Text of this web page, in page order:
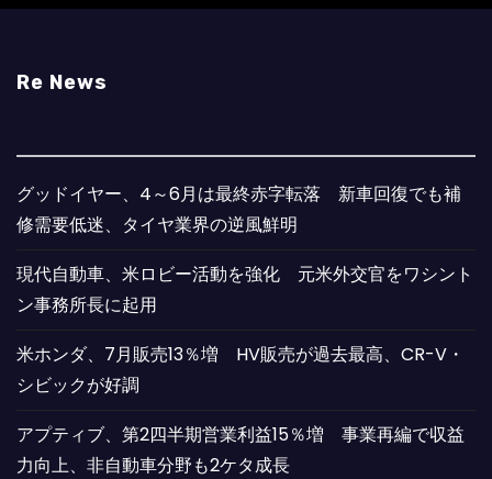
Re News
グッドイヤー、4～6月は最終赤字転落 新車回復でも補
修需要低迷、タイヤ業界の逆風鮮明
現代自動車、米ロビー活動を強化 元米外交官をワシント
ン事務所長に起用
米ホンダ、7月販売13％増 HV販売が過去最高、CR-V・
シビックが好調
アプティブ、第2四半期営業利益15％増 事業再編で収益
力向上、非自動車分野も2ケタ成長